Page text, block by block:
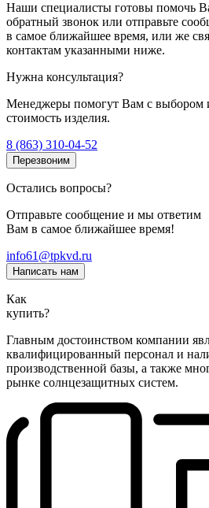
Наши специалисты готовы помочь
обратный звонок или отправьте
в самое ближайшее время, или же
контактам указанными ниже.
Нужна консультация?
Менеджеры помогут Вам с выбором
стоимость изделия.
8 (863) 310-04-52
Перезвоним
Остались вопросы?
Отправьте сообщение и мы ответим
Вам в самое ближайшее время!
info61@tpkvd.ru
Написать нам
Как
купить?
Главным достоинством компании
квалифицированный персонал и
производственной базы, а также
рынке солнцезащитных систем.